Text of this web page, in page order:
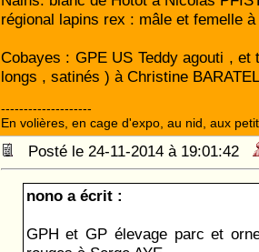
régional lapins rex : mâle et femelle
Cobayes : GPE US Teddy agouti ,
longs , satinés ) à Christine
--------------------
En volières, en cage d'expo, au nid, aux
Posté le 24-11-2014 à 19:01:42
nono a écrit :
GPH et GP élevage parc et